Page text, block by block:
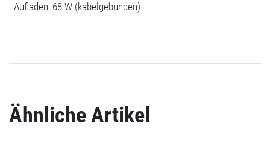
- Aufladen: 68 W (kabelgebunden)
Ähnliche Artikel